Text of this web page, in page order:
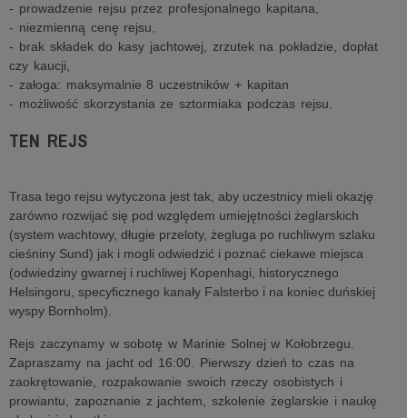
- prowadzenie rejsu przez profesjonalnego kapitana,
- niezmienną cenę rejsu,
- brak składek do kasy jachtowej, zrzutek na pokładzie, dopłat
czy kaucji,
- załoga: maksymalnie 8 uczestników + kapitan
- możliwość skorzystania ze sztormiaka podczas rejsu.
TEN REJS
Trasa tego rejsu wytyczona jest tak, aby uczestnicy mieli okazję
zarówno rozwijać się pod względem umiejętności żeglarskich
(system wachtowy, długie przeloty, żegluga po ruchliwym szlaku
cieśniny Sund) jak i mogli odwiedzić i poznać ciekawe miejsca
(odwiedziny gwarnej i ruchliwej Kopenhagi, historycznego
Helsingoru, specyficznego kanały Falsterbo i na koniec duńskiej
wyspy Bornholm).
Rejs zaczynamy w sobotę w Marinie Solnej w Kołobrzegu.
Zapraszamy na jacht od 16:00. Pierwszy dzień to czas na
zaokrętowanie, rozpakowanie swoich rzeczy osobistych i
prowiantu, zapoznanie z jachtem, szkolenie żeglarskie i naukę